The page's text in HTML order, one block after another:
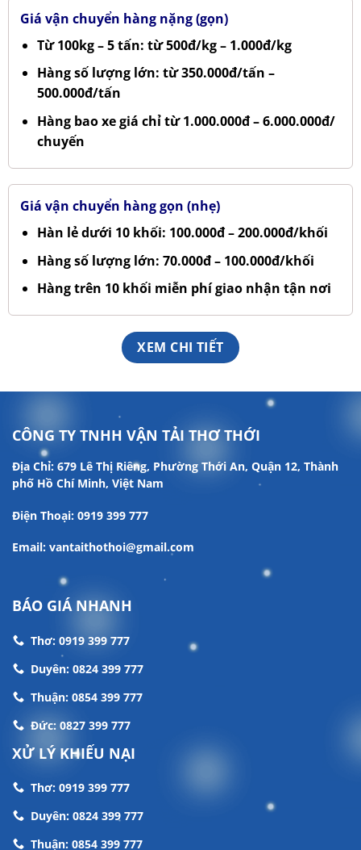
Giá vận chuyển hàng nặng (gọn)
Từ 100kg – 5 tấn: từ 500đ/kg – 1.000đ/kg
Hàng số lượng lớn: từ 350.000đ/tấn –
500.000đ/tấn
Hàng bao xe giá chỉ từ 1.000.000đ – 6.000.000đ/
chuyến
Giá vận chuyển hàng gọn (nhẹ)
Hàn lẻ dưới 10 khối: 100.000đ – 200.000đ/khối
Hàng số lượng lớn: 70.000đ – 100.000đ/khối
Hàng trên 10 khối miễn phí giao nhận tận nơi
XEM CHI TIẾT
CÔNG TY TNHH VẬN TẢI THƠ THỚI
Địa Chỉ: 679 Lê Thị Riêng, Phường Thới An, Quận 12, Thành
phố Hồ Chí Minh, Việt Nam
Điện Thoại: 0919 399 777
Email: vantaithothoi@gmail.com
BÁO GIÁ NHANH
Thơ: 0919 399 777
Duyên: 0824 399 777
Thuận: 0854 399 777
Đức: 0827 399 777
XỬ LÝ KHIẾU NẠI
Thơ: 0919 399 777
Duyên: 0824 399 777
Thuận: 0854 399 777